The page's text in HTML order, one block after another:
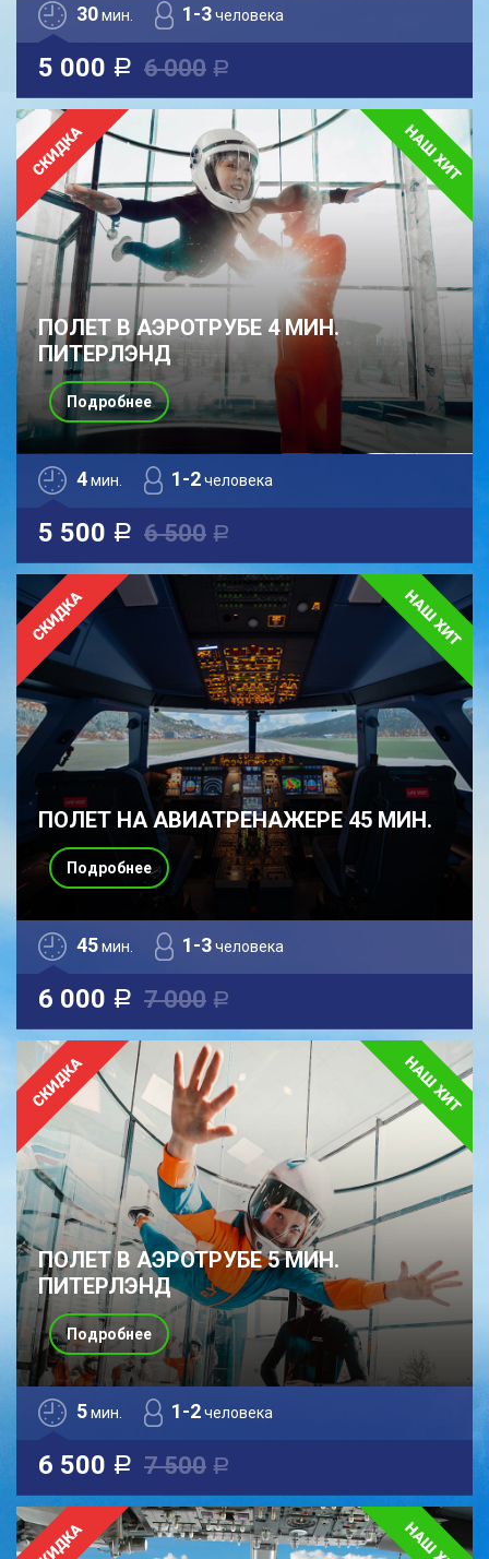
30мин. 1-3человека
5 000 a 6 000 a
ПОЛЕТ В АЭРОТРУБЕ 4 МИН.
ПИТЕРЛЭНД
4мин. 1-2человека
5 500 a 6 500 a
Подробнее
ПОЛЕТ НА АВИАТРЕНАЖЕРЕ 45 МИН.
45мин. 1-3человека
6 000 a 7 000 a
Подробнее
ПОЛЕТ В АЭРОТРУБЕ 5 МИН.
ПИТЕРЛЭНД
5мин. 1-2человека
6 500 a 7 500 a
Подробнее